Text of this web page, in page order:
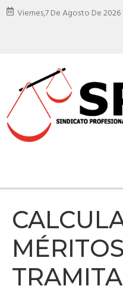
Viernes,7 De Agosto De 2026
MÉRITOS